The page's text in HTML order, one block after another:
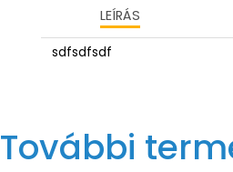
LEÍRÁS
sdfsdfsdf
További